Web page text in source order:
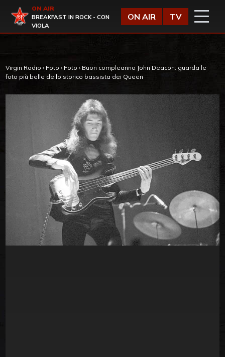
Virgin Radio
ON AIR
BREAKFAST IN ROCK - CON
VIOLA
ON AIR TV
Virgin Radio › Foto › Foto › Buon compleanno John Deacon: guarda le
foto più belle dello storico bassista dei Queen